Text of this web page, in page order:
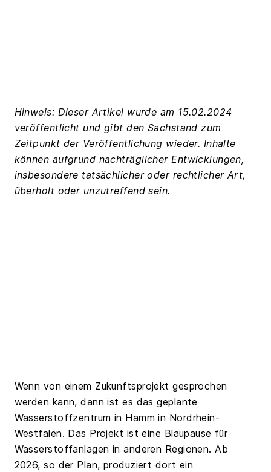
Hinweis: Dieser Artikel wurde am 15.02.2024
veröffentlicht und gibt den Sachstand zum
Zeitpunkt der Veröffentlichung wieder. Inhalte
können aufgrund nachträglicher Entwicklungen,
insbesondere tatsächlicher oder rechtlicher Art,
überholt oder unzutreffend sein.
Wenn von einem Zukunftsprojekt gesprochen
werden kann, dann ist es das geplante
Wasserstoffzentrum in Hamm in Nordrhein-
Westfalen. Das Projekt ist eine Blaupause für
Wasserstoffanlagen in anderen Regionen. Ab
2026, so der Plan, produziert dort ein